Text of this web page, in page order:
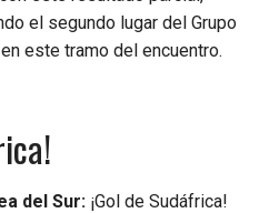
el segundo lugar del Grupo
este tramo del encuentro.
del Sur: ¡Gol de Sudáfrica!